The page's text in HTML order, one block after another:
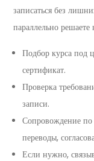
записаться без
параллельно
Подбор курса под
сертификат.
Проверка
записи.
Сопровождение по
переводы,
Если нужно,